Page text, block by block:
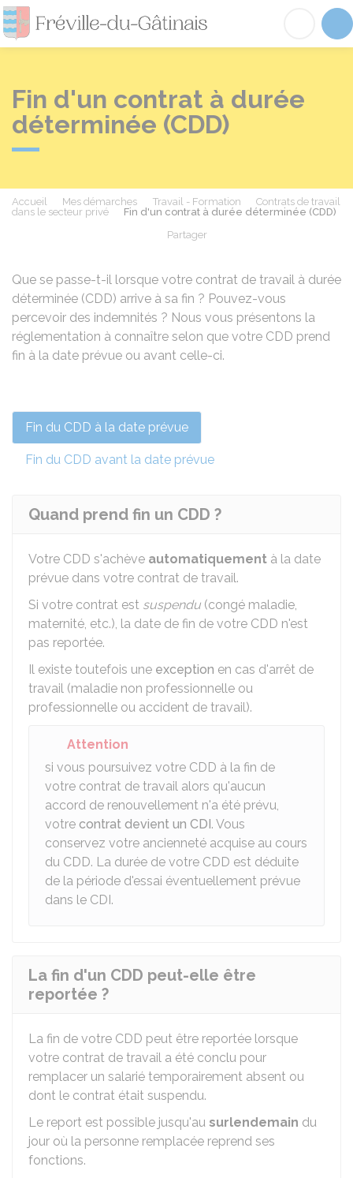
Fréville-du-
Fin d'un contrat à durée
déterminée (CDD)
Accueil Mes démarches Travail - Formation
Contrats de travail
dans le secteur privé
Fin d'un contrat à durée déterminée (CDD)
Partager
Que se passe-t-il lorsque votre contrat de travail à durée
déterminée (CDD) arrive à sa fin ? Pouvez-vous
percevoir des indemnités ? Nous vous présentons la
réglementation à connaître selon que votre CDD prend
fin à la date prévue ou avant celle-ci.
Fin du CDD à la date prévue
Fin du CDD avant la date prévue
Quand prend fin un CDD ?
Votre CDD s'achève automatiquement à la date
prévue dans votre contrat de travail.
Si votre contrat est suspendu (congé maladie,
maternité, etc.), la date de fin de votre CDD n'est
pas reportée.
Il existe toutefois une exception en cas d'arrêt de
travail (maladie non professionnelle ou
professionnelle ou accident de travail).
Attention
si vous poursuivez votre CDD à la fin de
votre contrat de travail alors qu'aucun
accord de renouvellement n'a été prévu,
votre contrat devient un CDI. Vous
conservez votre ancienneté acquise au cours
du CDD. La durée de votre CDD est déduite
de la période d'essai éventuellement prévue
dans le CDI.
La fin d'un CDD peut-elle être
reportée ?
La fin de votre CDD peut être reportée lorsque
votre contrat de travail a été conclu pour
remplacer un salarié temporairement absent ou
dont le contrat était suspendu.
Le report est possible jusqu'au surlendemain du
jour où la personne remplacée reprend ses
fonctions.